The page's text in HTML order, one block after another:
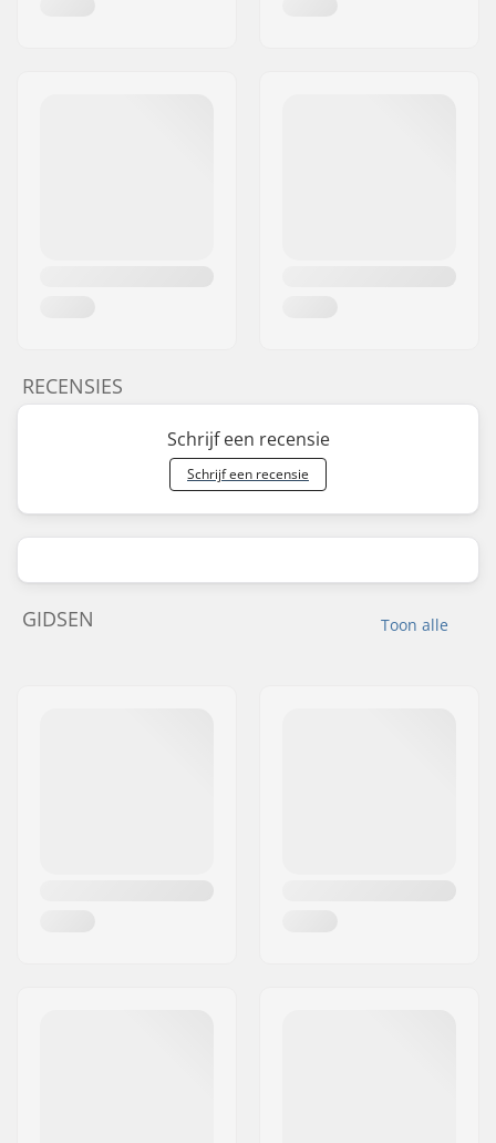
RECENSIES
Schrijf een recensie
Schrijf een recensie
Toon alle
GIDSEN